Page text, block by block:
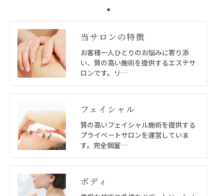
当サロンの特徴
お客様一人ひとりのお悩みに寄り添
い、質の高い施術を提供するエステサ
ロンです。リ…
フェイシャル
質の高いフェイシャル施術を提供する
プライベートサロンを運営していま
す。完全個室…
ボディ